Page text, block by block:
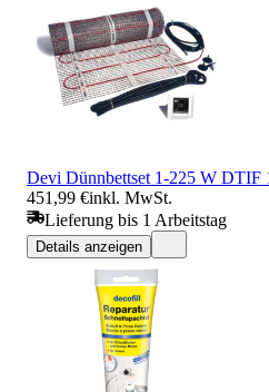
Devi Dünnbettset 1-225 W DTIF
451,99 €inkl. MwSt.
Lieferung bis 1 Arbeitstag
Details anzeigen